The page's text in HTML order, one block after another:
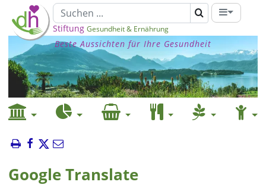
Stiftung Gesundheit & Ernährung
Beste Aussichten für Ihre Gesundheit
Google Translate